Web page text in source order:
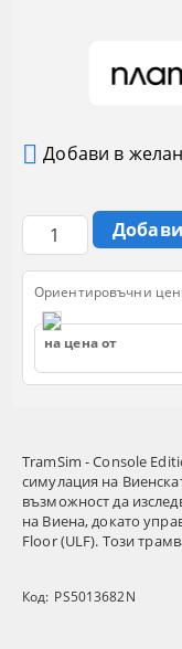
TramSim - Console
симулация на
възможност да
на Виена, докато
Floor (ULF). Този
Код: PS5013682N
Добави в
Ориентировъчни
на цена от